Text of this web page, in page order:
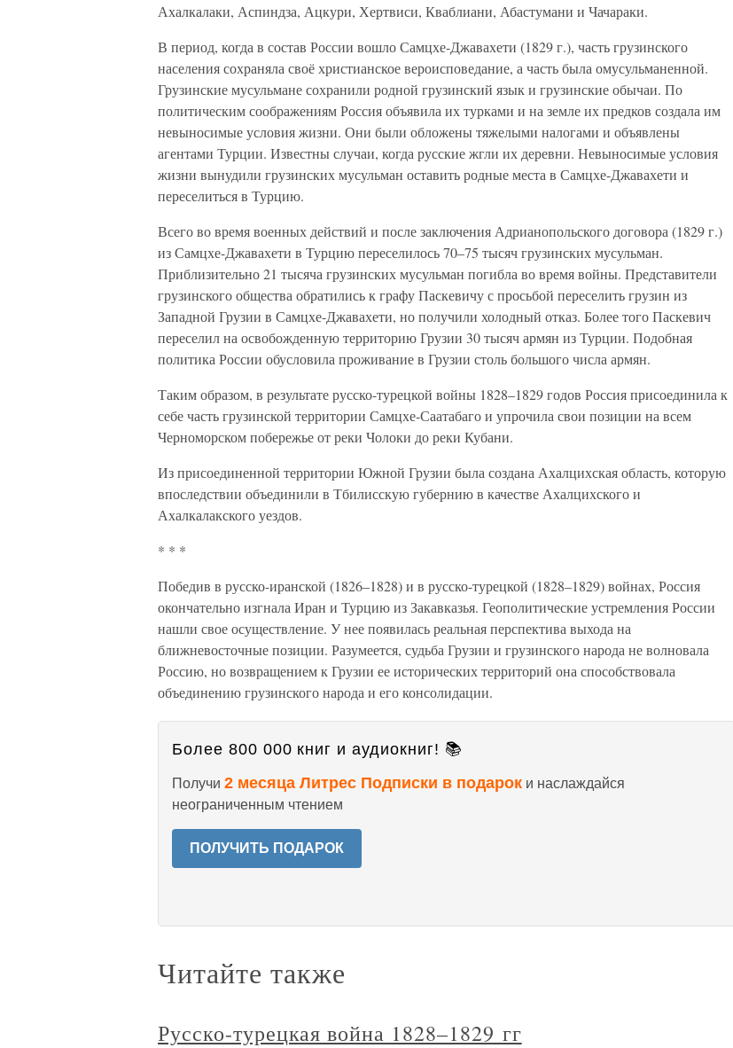
Ахалкалаки, Аспиндза, Ацкури, Хертвиси, Кваблиани, Абастумани и Чачараки.
В период, когда в состав России вошло Самцхе-Джавахети (1829 г.), часть грузинского
населения сохраняла своё христианское вероисповедание, а часть была омусульманенной.
Грузинские мусульмане сохранили родной грузинский язык и грузинские обычаи. По
политическим соображениям Россия объявила их турками и на земле их предков создала им
невыносимые условия жизни. Они были обложены тяжелыми налогами и объявлены
агентами Турции. Известны случаи, когда русские жгли их деревни. Невыносимые условия
жизни вынудили грузинских мусульман оставить родные места в Самцхе-Джавахети и
переселиться в Турцию.
Всего во время военных действий и после заключения Адрианопольского договора (1829 г.)
из Самцхе-Джавахети в Турцию переселилось 70–75 тысяч грузинских мусульман.
Приблизительно 21 тысяча грузинских мусульман погибла во время войны. Представители
грузинского общества обратились к графу Паскевичу с просьбой переселить грузин из
Западной Грузии в Самцхе-Джавахети, но получили холодный отказ. Более того Паскевич
переселил на освобожденную территорию Грузии 30 тысяч армян из Турции. Подобная
политика России обусловила проживание в Грузии столь большого числа армян.
Таким образом, в результате русско-турецкой войны 1828–1829 годов Россия присоединила к
себе часть грузинской территории Самцхе-Саатабаго и упрочила свои позиции на всем
Черноморском побережье от реки Чолоки до реки Кубани.
Из присоединенной территории Южной Грузии была создана Ахалцихская область, которую
впоследствии объединили в Тбилисскую губернию в качестве Ахалцихского и
Ахалкалакского уездов.
* * *
Победив в русско-иранской (1826–1828) и в русско-турецкой (1828–1829) войнах, Россия
окончательно изгнала Иран и Турцию из Закавказья. Геополитические устремления России
нашли свое осуществление. У нее появилась реальная перспектива выхода на
ближневосточные позиции. Разумеется, судьба Грузии и грузинского народа не волновала
Россию, но возвращением к Грузии ее исторических территорий она способствовала
объединению грузинского народа и его консолидации.
Более 800 000 книг и аудиокниг! 📚
Получи 2 месяца Литрес Подписки в подарок и наслаждайся
неограниченным чтением
ПОЛУЧИТЬ ПОДАРОК
Читайте также
Русско-турецкая война 1828–1829 гг